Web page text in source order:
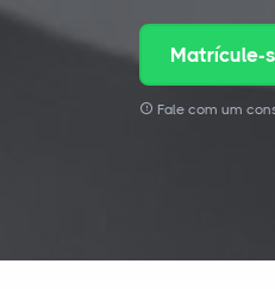
Matrícule-
Fale com um